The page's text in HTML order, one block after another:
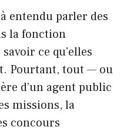
entendu parler des
la fonction
ce qu’elles
Pourtant, tout — ou
d’un agent public
missions, la
concours